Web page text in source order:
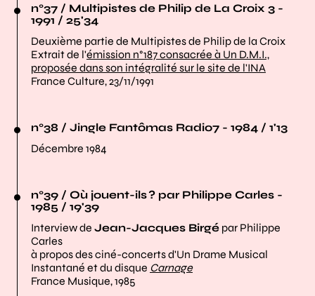
n°37 / Multipistes de Philip de La Croix 3 -
1991 / 25'34
Deuxième partie de Multipistes de Philip de la Croix
Extrait de l'émission n°187 consacrée à Un D.M.I.,
proposée dans son intégralité sur le site de l'INA
France Culture, 23/11/1991
n°38 / Jingle Fantômas Radio7 - 1984 / 1'13
Décembre 1984
n°39 / Où jouent-ils ? par Philippe Carles -
1985 / 19'39
Interview de Jean-Jacques Birgé par Philippe
Carles
à propos des ciné-concerts d'Un Drame Musical
Instantané et du disque Carnage
France Musique, 1985